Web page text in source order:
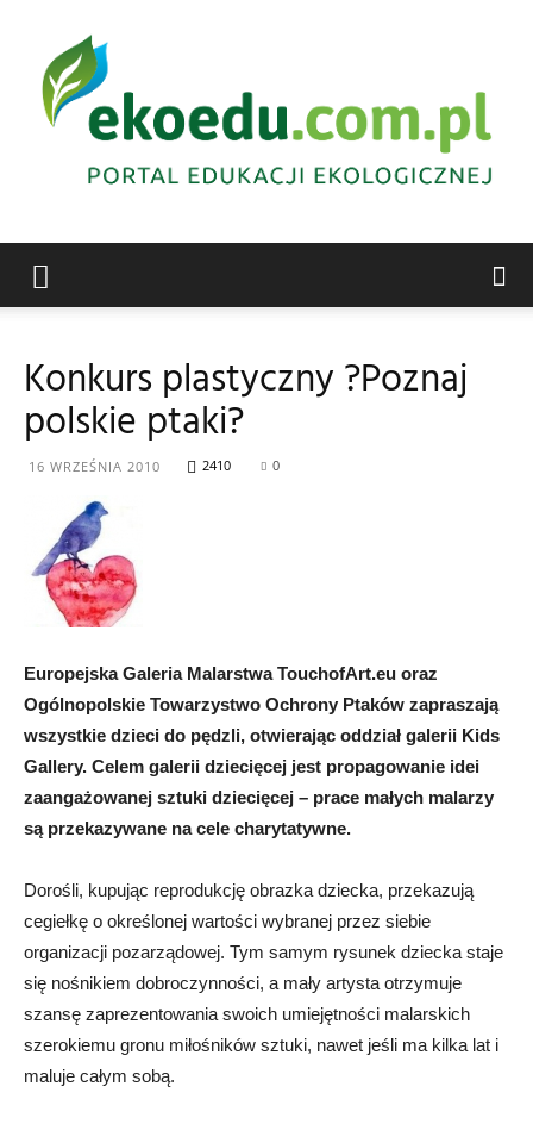
ekologiczna
Konkurs plastyczny ?Poznaj
polskie ptaki?
16 WRZEŚNIA 2010 2410 0
Europejska Galeria Malarstwa TouchofArt.eu oraz
Ogólnopolskie Towarzystwo Ochrony Ptaków zapraszają
wszystkie dzieci do pędzli, otwierając oddział galerii Kids
Gallery. Celem galerii dziecięcej jest propagowanie idei
zaangażowanej sztuki dziecięcej – prace małych malarzy
są przekazywane na cele charytatywne.
Dorośli, kupując reprodukcję obrazka dziecka, przekazują
cegiełkę o określonej wartości wybranej przez siebie
organizacji pozarządowej. Tym samym rysunek dziecka staje
się nośnikiem dobroczynności, a mały artysta otrzymuje
szansę zaprezentowania swoich umiejętności malarskich
szerokiemu gronu miłośników sztuki, nawet jeśli ma kilka lat i
maluje całym sobą.